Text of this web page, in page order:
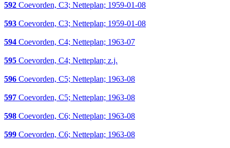
592 Coevorden, C3; Netteplan; 1959-01-08
593 Coevorden, C3; Netteplan; 1959-01-08
594 Coevorden, C4; Netteplan; 1963-07
595 Coevorden, C4; Netteplan; z.j.
596 Coevorden, C5; Netteplan; 1963-08
597 Coevorden, C5; Netteplan; 1963-08
598 Coevorden, C6; Netteplan; 1963-08
599 Coevorden, C6; Netteplan; 1963-08